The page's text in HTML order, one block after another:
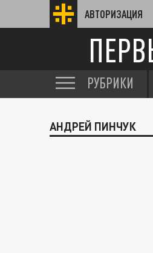
АВТОРИЗАЦИЯ
РУБРИКИ
АНДРЕЙ ПИНЧУК